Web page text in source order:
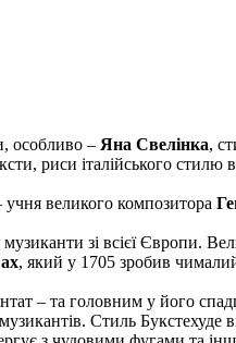
особливо – Яна Свелінка,
риси італійського стилю
учня великого композитора
зі всієї Європи.
, який у 1705 зробив
– та головним у його
Стиль Букстехуде